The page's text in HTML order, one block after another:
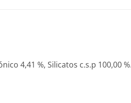
4,41 %, Silicatos c.s.p 100,00